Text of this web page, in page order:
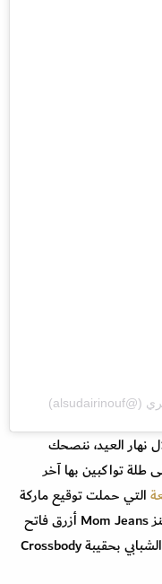
نهار العيد، ننصحك
طلة تواكبين بها آخر
التي حملت توقيع ماركة
Al Sudairi Nouf مع توب أبيض وبنطال جينز Mom Jeans أزرق فاتح
وانتعلي حذاء سنيكرز أبيض، وتممي اللوك الشبابي بحقيبة Crossbody